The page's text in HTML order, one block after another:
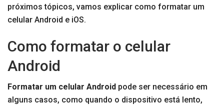
próximos tópicos, vamos explicar como formatar um
celular Android e iOS.
Como formatar o celular
Android
Formatar um celular Android pode ser necessário em
alguns casos, como quando o dispositivo está lento,